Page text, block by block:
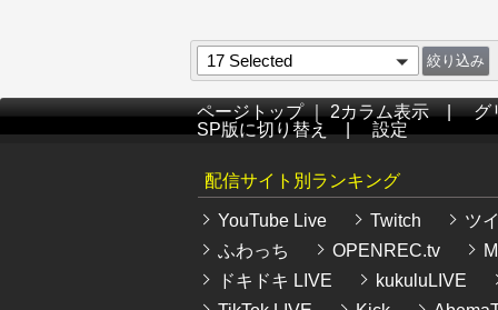
17 Selected
ページトップ｜2カラム表示|グ
SP版に切り替え
設定
配信サイト別ランキング
YouTube Live Twitch
ツ
ふわっち
OPENREC.tv
ドキドキ LIVE
kukuluLIVE